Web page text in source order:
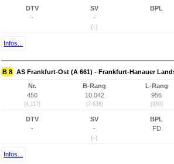
DTV
-
SV
-
(-)
BPL
Infos...
B 8 AS Frankfurt-Ost (A 661) - Frankfurt-Hanauer
Nr.
450
(4.117)
B-Rang
10.042
(7.638)
L-Rang
956
(936)
DTV
-
SV
-
(-)
BPL
FD
Infos...